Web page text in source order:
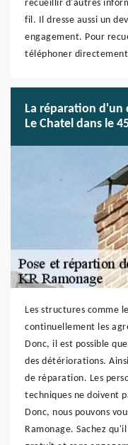
recueillir d'autres
fil. Il dresse aussi un
engagement. Pour
téléphoner
La réparation d'un
Le Chatel dans le
Les structures comme
continuellement les
Donc, il est possible
des détériorations.
de réparation. Les
techniques ne doivent
Donc, nous pouvons
Ramonage. Sachez